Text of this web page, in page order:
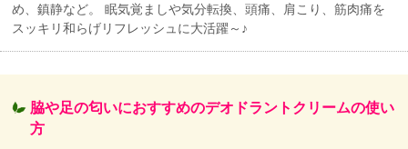
め、鎮静など。 眠気覚ましや気分転換、頭痛、肩こり、筋肉痛を
スッキリ和らげリフレッシュに大活躍～♪
脇や足の匂いにおすすめのデオドラントクリームの使い
方